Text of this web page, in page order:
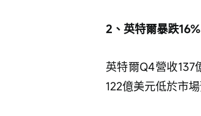
2、英特爾暴跌
英特爾Q4營收137
122億美元低於市